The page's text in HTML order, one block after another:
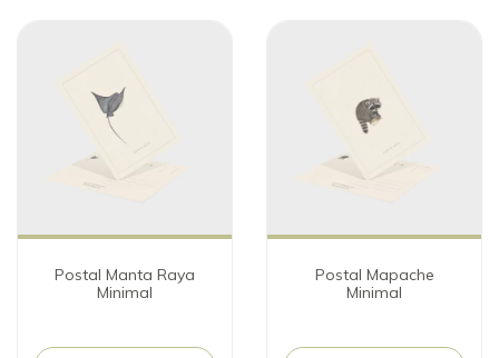
Postal Manta Raya
Minimal
Postal Mapache
Minimal